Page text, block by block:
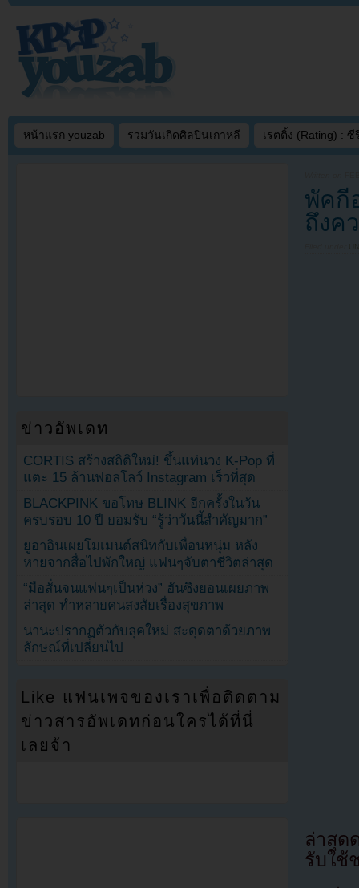
หน้าแรก youzab รวมวันเกิดศิลปินเกาหลี เรตติ้ง (Rating) : ซี
พัคกี
ถึงค
ล่าสุด
รับใช้
ข่าวอัพเดท
CORTIS สร้างสถิติใหม่! ขึ้นแท่นวง K-Pop ที่
แตะ 15 ล้านฟอลโลว์ Instagram เร็วที่สุด
BLACKPINK ขอโทษ BLINK อีกครั้งในวัน
ครบรอบ 10 ปี ยอมรับ “รู้ว่าวันนี้สำคัญมาก”
ยูอาอินเผยโมเมนต์สนิทกับเพื่อนหนุ่ม หลัง
หายจากสื่อไปพักใหญ่ แฟนๆจับตาชีวิตล่าสุด
“มือสั่นจนแฟนๆเป็นห่วง” ฮันซึงยอนเผยภาพ
ล่าสุด ทำหลายคนสงสัยเรื่องสุขภาพ
นานะปรากฏตัวกับลุคใหม่ สะดุดตาด้วยภาพ
ลักษณ์ที่เปลี่ยนไป
Like แฟนเพจของเราเพื่อติดตาม
ข่าวสารอัพเดทก่อนใครได้ที่นี่
เลยจ้า